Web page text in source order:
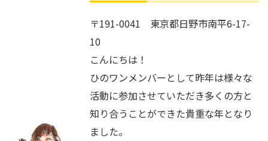
〒191-0041 東京都日野市南平6-17-
10
こんにちは！
ひのワンメンバーとして昨年は様々な
活動に参加させていただき多くの方と
知り合うことができた貴重な年となり
ました。